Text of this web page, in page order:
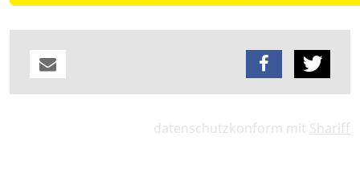
datenschutzkonform mit Shariff